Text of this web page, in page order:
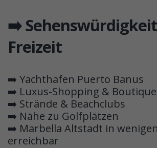
➡️
Freizeit
➡️ Yachthafen Puerto Banus
➡️ Luxus-Shopping &
➡️ Strände & Beachclubs
➡️ Nähe zu Golfplätzen
➡️ Marbella Altstadt in
erreichbar